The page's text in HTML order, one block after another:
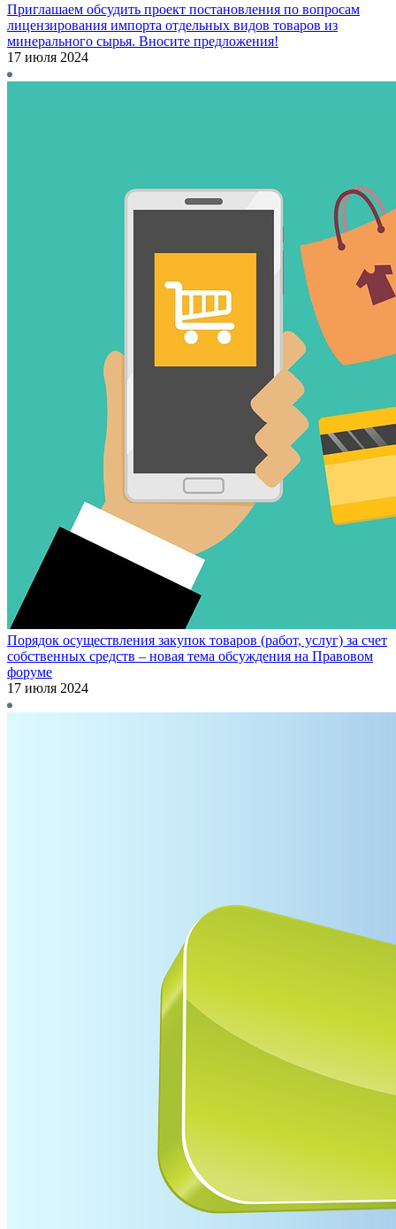
Приглашаем обсудить проект постановления по вопросам
лицензирования импорта отдельных видов товаров из
минерального сырья. Вносите предложения!
17 июля 2024
Порядок осуществления закупок товаров (работ, услуг) за счет
собственных средств – новая тема обсуждения на Правовом
форуме
17 июля 2024